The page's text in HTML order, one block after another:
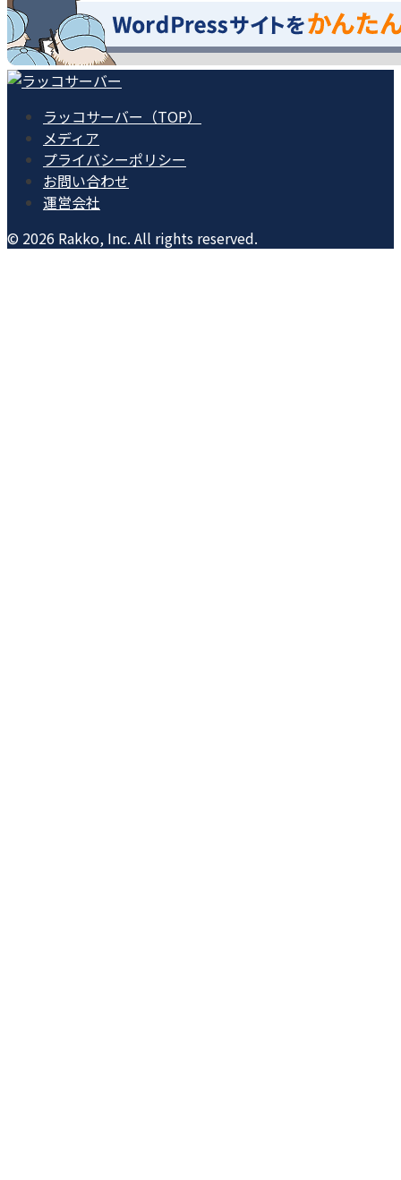
ラッコサーバー（TOP）
メディア
プライバシーポリシー
お問い合わせ
運営会社
© 2026 Rakko, Inc. All rights reserved.